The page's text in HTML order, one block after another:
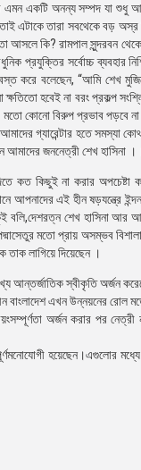
এমন একটি অনন্য সম্পদ যা শুধু
এটাকে তারা সবথেকে বড় অস্র
কি? রামপাল সুন্দরবন
প্রযুক্তির সর্বোচ্চ ব্যবহার
করে বলেছেন, “আমি শেখ
হবেই না বরং প্রকল্প
কোনো বিরুপ প্রভাব পড়বে
গ্যারেন্টার হতে সমস্যা
আমাদের জননেত্রী শেখ হাসিনা
কত কিছুই না করার অপচেষ্টা
আপনাদের এই হীন ষড়যন্ত্রে
বলি,দেশরত্ন শেখ হাসিনা আর
মতো প্রায় অসম্ভব
তাক লাগিয়ে দিয়েছেন ।
আন্তর্জাতিক স্বীকৃতি অর্জন
বাংলাদেশ এখন উন্নয়নের রোল
অর্জন করার পর নেত্রী
হয়েছেন।এগুলোর